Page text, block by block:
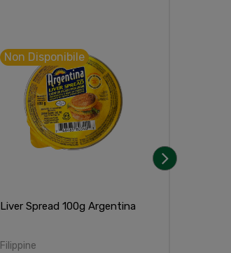
Liver Spread 100g Argentina
Filippine
Non Disponibile